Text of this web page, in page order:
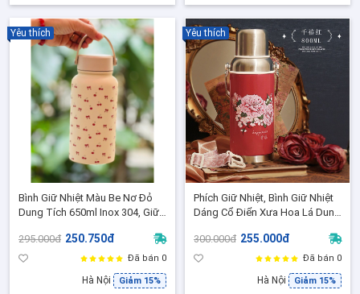
Bình Giữ Nhiệt Màu Be Nơ Đỏ
Dung Tích 650ml Inox 304, Giữ
295.000đ 250.750đ
Đã bán 0
Hà Nội Giảm 15%
Yêu thích
Phích Giữ Nhiệt, Bình Giữ Nhiệt
Dáng Cổ Điển Xưa Hoa Lá Dung
300.000đ 255.000đ
Đã bán 0
Hà Nội Giảm 15%
Yêu thích